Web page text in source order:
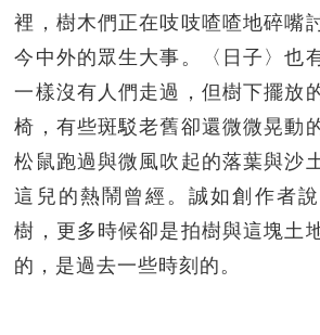
裡，樹木們正在吱吱喳喳地碎嘴
今中外的眾生大事。〈日子〉也
一樣沒有人們走過，但樹下擺放
椅，有些斑駁老舊卻還微微晃動
松鼠跑過與微風吹起的落葉與沙
這兒的熱鬧曾經。誠如創作者
樹，更多時候卻是拍樹與這塊土
的，是過去一些時刻的。